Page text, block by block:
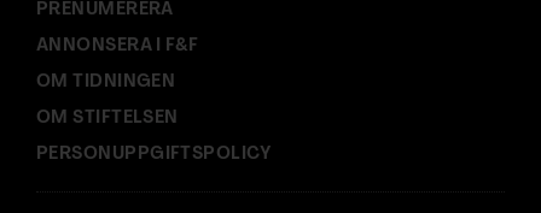
PRENUMERERA
ANNONSERA I F&F
OM TIDNINGEN
OM STIFTELSEN
PERSONUPPGIFTSPOLICY